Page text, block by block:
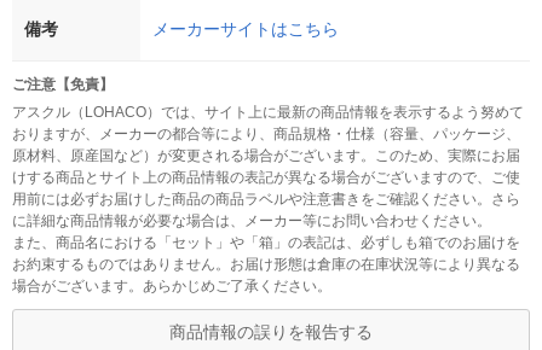
備考 メーカーサイトはこちら
ご注意【免責】
アスクル（LOHACO）では、サイト上に最新の商品情報を表示するよう努めて
おりますが、メーカーの都合等により、商品規格・仕様（容量、パッケージ、
原材料、原産国など）が変更される場合がございます。このため、実際にお届
けする商品とサイト上の商品情報の表記が異なる場合がございますので、ご使
用前には必ずお届けした商品の商品ラベルや注意書きをご確認ください。さら
に詳細な商品情報が必要な場合は、メーカー等にお問い合わせください。
また、商品名における「セット」や「箱」の表記は、必ずしも箱でのお届けを
お約束するものではありません。お届け形態は倉庫の在庫状況等により異なる
場合がございます。あらかじめご了承ください。
商品情報の誤りを報告する